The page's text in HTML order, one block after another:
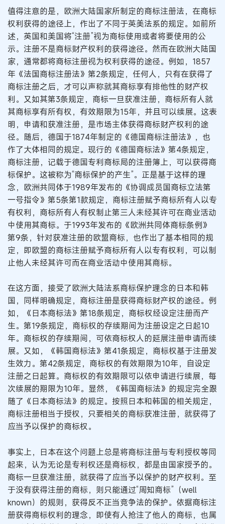
值得注意的是，欧洲大陆国家所制定的商标注册法，在商标
权利获得的途径上，作出了不同于英美法系的规定。如前所
述，英国和美国将“注册”视为商标使用或者将要使用的公
示。注册不是商标财产权利的获得途径。然而在欧洲大陆国
家，通常都将商标注册视为权利获得的途径。例如，1857
年《法国商标注册法》第2条规定，任何人，只有在获得了
商标注册之后，才可以声称就其商标享有排他性的财产权
利。又如其第3条规定，商标一旦获准注册，商标所有人就
其商标享有所有权，有效期限为15年，并且可以续展。这表
明，申请和获准注册，是市场主体获得商标财产权利的途
径。随后，德国于1874年制定的《德国商标注册法》，也
作了大体相同的规定。现行的《德国商标法》第4条规定，
商标注册，记载于德国专利商标局的注册簿上，可以获得商
标保护。这被称为“商标保护的产生”。正是基于这样的理
念，欧洲共同体于1989年发布的《协调成员国商标立法第
一号指令》第5条第1款规定，商标注册赋予商标所有人以专
有权利，商标所有人有权制止第三人未经其许可在商业活动
中使用其商标。于1993年发布的《欧洲共同体商标条例》
第9条，针对获准注册的欧盟商标，也作出了基本相同的规
定，即欧盟的商标注册赋予商标所有人以专有权利，可以制
止他人未经其许可而在商业活动中使用其商标。
在这方面，接受了欧洲大陆法系商标保护理念的日本和韩
国，同样明确规定，商标注册是获得商标财产权的途径。例
如，《日本商标法》第18条规定，商标权经设定注册而产
生。第19条规定，商标权的存续期间为注册设定之日起10
年。商标权的存续期间，可依商标权人的延展注册申请而续
展。又如，《韩国商标法》第41条规定，商标权基于注册发
生效力。第42条规定，商标权的有效期限为10年，自设定
注册之日起算。商标权的有效期限可以依申请进行续展，每
次续展的期限为10年。显然，《韩国商标法》的规定完全跟
随了《日本商标法》的规定。按照日本和韩国的相关规定，
商标注册相当于授权，只要相关的商标获准注册，就获得了
应当予以保护的商标权。
事实上，日本在这个问题上总是将商标注册与专利授权等同
起来，认为无论是专利权还是商标权，都是由国家授予的。
商标一旦获准注册，就获得了应当予以保护的财产权利。至
于没有获得注册的商标，则只能通过“周知商标”（well
known）的规则，获得反不正当竞争法的保护。依据商标注
册获得商标权利的理念，即使有人抢注了他人的商标，也属